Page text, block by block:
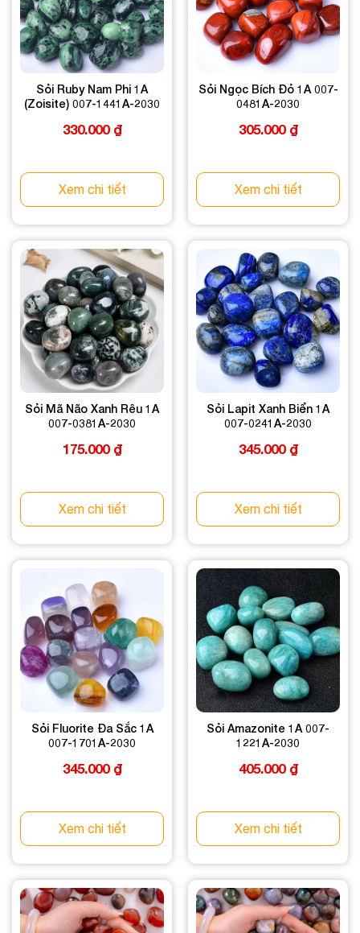
Sỏi Ruby Nam Phi 1A
(Zoisite) 007-1441A-2030
330.000 ₫
Xem chi tiết
Sỏi Ngọc Bích Đỏ 1A 007-
0481A-2030
305.000 ₫
Xem chi tiết
Sỏi Mã Não Xanh Rêu 1A
007-0381A-2030
175.000 ₫
Xem chi tiết
Sỏi Lapit Xanh Biển 1A
007-0241A-2030
345.000 ₫
Xem chi tiết
Sỏi Fluorite Đa Sắc 1A
007-1701A-2030
345.000 ₫
Xem chi tiết
Sỏi Amazonite 1A 007-
1221A-2030
405.000 ₫
Xem chi tiết